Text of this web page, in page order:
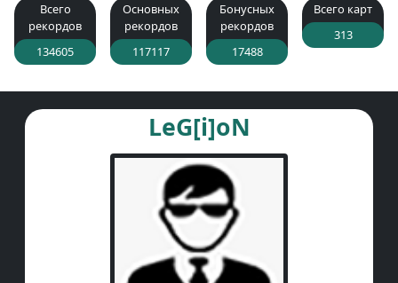
Всего
рекордов
134605
Основных
рекордов
117117
Бонусных
рекордов
17488
Всего карт
313
LeG[i]oN